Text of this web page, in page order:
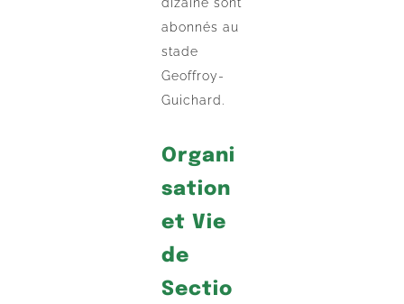
abonnés au
stade
Geoffroy-
Guichard.
Organi
sation
et Vie
de
Sectio